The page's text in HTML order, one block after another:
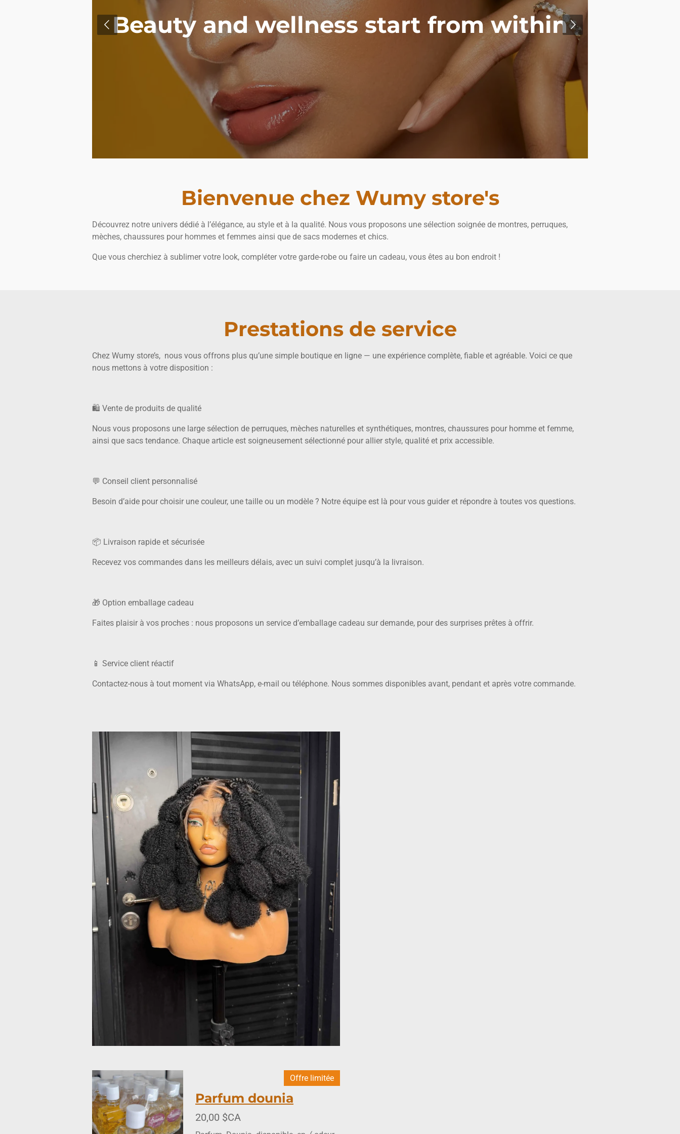
Beauty and wellness start from within
Bienvenue chez Wumy store's
Découvrez notre univers dédié à l’élégance, au style et à la qualité. Nous vous proposons une sélection soignée de montres, perruques,
mèches, chaussures pour hommes et femmes ainsi que de sacs modernes et chics.
Que vous cherchiez à sublimer votre look, compléter votre garde-robe ou faire un cadeau, vous êtes au bon endroit !
Prestations de service
Chez Wumy store’s, nous vous offrons plus qu’une simple boutique en ligne — une expérience complète, fiable et agréable. Voici ce que
nous mettons à votre disposition :
🛍️ Vente de produits de qualité
Nous vous proposons une large sélection de perruques, mèches naturelles et synthétiques, montres, chaussures pour homme et femme,
ainsi que sacs tendance. Chaque article est soigneusement sélectionné pour allier style, qualité et prix accessible.
💬 Conseil client personnalisé
Besoin d’aide pour choisir une couleur, une taille ou un modèle ? Notre équipe est là pour vous guider et répondre à toutes vos questions.
📦 Livraison rapide et sécurisée
Recevez vos commandes dans les meilleurs délais, avec un suivi complet jusqu’à la livraison.
🎁 Option emballage cadeau
Faites plaisir à vos proches : nous proposons un service d’emballage cadeau sur demande, pour des surprises prêtes à offrir.
📱 Service client réactif
Contactez-nous à tout moment via WhatsApp, e-mail ou téléphone. Nous sommes disponibles avant, pendant et après votre commande.
Offre limitée
Parfum dounia
20,00 $CA